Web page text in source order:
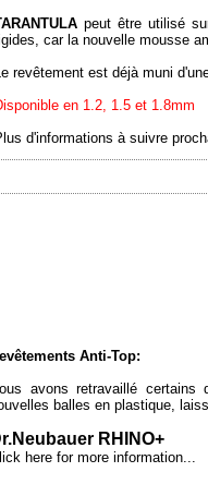
peut être utilisé
car la nouvelle mousse
revêtement est déjà muni
en 1.2, 1.5 et 1.8mm
d'informations à suivre
Anti-Top:
avons retravaillé
balles en plastique,
RHINO+
here for more information...